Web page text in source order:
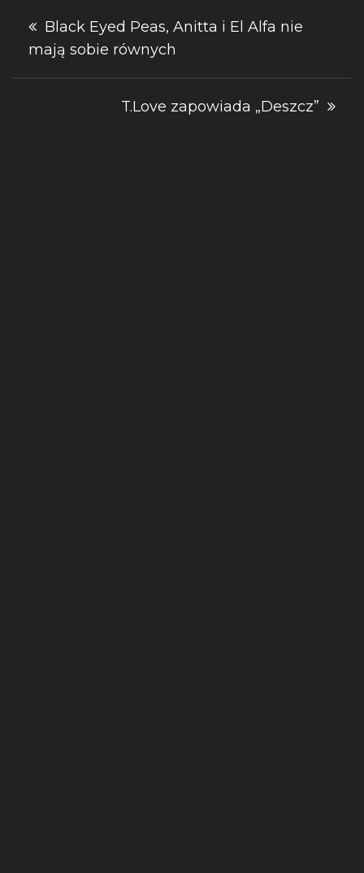
Nawigacja
wpisu
Black Eyed Peas, Anitta i El Alfa nie
mają sobie równych
T.Love zapowiada „Deszcz”